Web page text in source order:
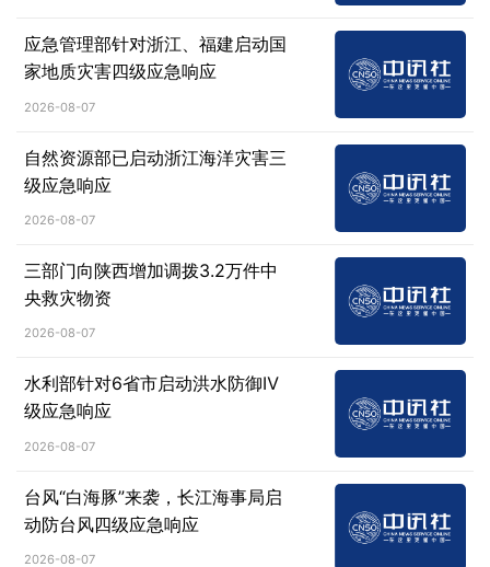
应急管理部针对浙江、福建启动国
家地质灾害四级应急响应
2026-08-07
自然资源部已启动浙江海洋灾害三
级应急响应
2026-08-07
三部门向陕西增加调拨3.2万件中
央救灾物资
2026-08-07
水利部针对6省市启动洪水防御Ⅳ
级应急响应
2026-08-07
台风“白海豚”来袭，长江海事局启
动防台风四级应急响应
2026-08-07